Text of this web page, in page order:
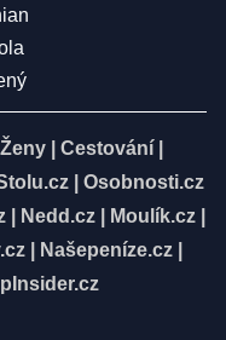
Ženy Cestování
Osobnosti.cz
| Nedd.cz| Moulík.cz|
Našepeníze.cz